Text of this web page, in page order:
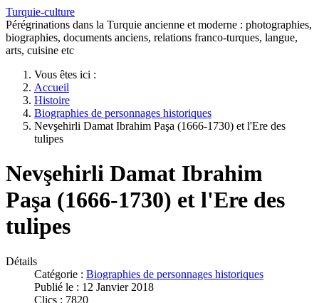
Turquie-culture
Pérégrinations dans la Turquie ancienne et moderne : photographies,
biographies, documents anciens, relations franco-turques, langue,
arts, cuisine etc
Vous êtes ici :
Accueil
Histoire
Biographies de personnages historiques
Nevşehirli Damat Ibrahim Paşa (1666-1730) et l'Ere des
tulipes
Nevşehirli Damat Ibrahim
Paşa (1666-1730) et l'Ere des
tulipes
Détails
Catégorie : Biographies de personnages historiques
Publié le : 12 Janvier 2018
Clics : 7820